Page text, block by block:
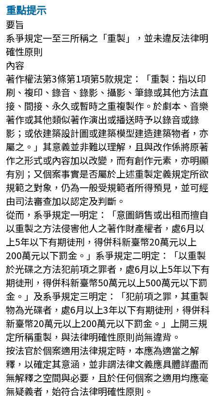
重點提示
要旨
系爭規定一至三所稱之「重製」，並未違反法律明
確性原則
內容
著作權法第3條第1項第5款規定：「重製：指以印
刷、複印、錄音、錄影、攝影、筆錄或其他方法直
接、間接、永久或暫時之重複製作。於劇本、音樂
著作或其他類似著作演出或播送時予以錄音或錄
影；或依建築設計圖或建築模型建造建築物者，亦
屬之。」其意義並非難以理解，且與改作係將原著
作之形式或內容加以改變，而有創作元素，亦明顯
有別；又個案事實是否屬於上述重製定義規定所欲
規範之對象，仍為一般受規範者所得預見，並可經
由司法審查加以認定及判斷。
從而，系爭規定一明定：「意圖銷售或出租而擅自
以重製之方法侵害他人之著作財產權者，處6月以
上5年以下有期徒刑，得併科新臺幣20萬元以上
200萬元以下罰金。」系爭規定二明定：「以重製
於光碟之方法犯前項之罪者，處6月以上5年以下有
期徒刑，得併科新臺幣50萬元以上500萬元以下罰
金。」及系爭規定三明定：「犯前項之罪，其重製
物為光碟者，處6月以上3年以下有期徒刑，得併科
新臺幣20萬元以上200萬元以下罰金。」上開三規
定所稱重製，與法律明確性原則尚無違背。
按法官於個案適用法律規定時，本應為適當之解
釋，以確定其意涵，並非謂法律文義應具體詳盡而
無解釋之空間與必要，且於任何個案之適用均應毫
無疑義者，始符合法律明確性原則。